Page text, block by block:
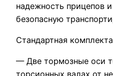
надежность прицепов
безопасную
Стандартная
— Две тормозные оси